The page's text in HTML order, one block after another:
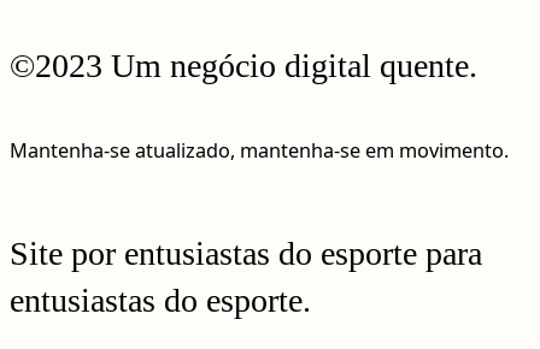
©2023 Um negócio digital quente.
Mantenha-se atualizado, mantenha-se em movimento.
Site por entusiastas do esporte para
entusiastas do esporte.